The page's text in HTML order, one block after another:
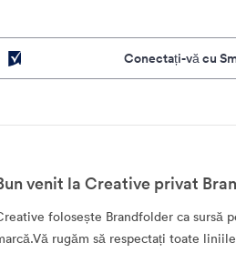
Conectați-vă cu
venit la Creative privat
folosește Brandfolder ca sursă
rugăm să respectați toate